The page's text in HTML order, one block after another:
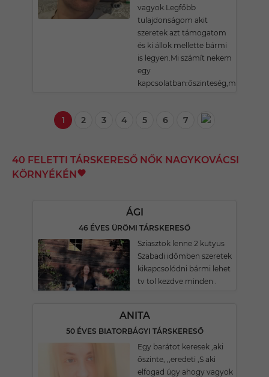
vagyok.Legfőbb
tulajdonságom akit
szeretek azt támogatom
és ki állok mellette bármi
is legyen.Mi számít nekem
egy
1 2 3 4 5 6 7
40 FELETTI TÁRSKERESŐ NŐK NAGYKOVÁCSI
KÖRNYÉKÉN
ÁGI
46 ÉVES ÜRÖMI TÁRSKERESŐ
Sziasztok lenne 2 kutyus
Szabadi időmben szeretek
kikapcsolódni bármi lehet
tv tol kezdve minden .
ANITA
50 ÉVES BIATORBÁGYI TÁRSKERESŐ
Egy barátot keresek ,aki
őszinte, ,,eredeti ,S aki
elfogad úgy ahogy vagyok